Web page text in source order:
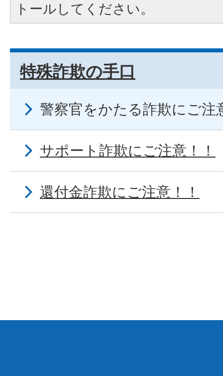
トールしてください。
特殊詐欺の手口
警察官をかたる詐欺にご注
サポート詐欺にご注意！！
還付金詐欺にご注意！！